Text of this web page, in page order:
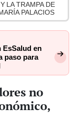
LA TRAMPA DE
PALACIOS
EsSalud en
paso para
no